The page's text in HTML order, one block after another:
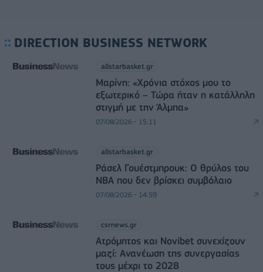
DIRECTION BUSINESS NETWORK
allstarbasket.gr
Μαρίνη: «Χρόνια στόχος μου το
εξωτερικό – Τώρα ήταν η κατάλληλη
στιγμή με την Άλμπα»
07/08/2026 - 15:11
allstarbasket.gr
Ράσελ Γουέστμπρουκ: Ο θρύλος του
NBA που δεν βρίσκει συμβόλαιο
07/08/2026 - 14:59
csrnews.gr
Ατρόμητος και Novibet συνεχίζουν
μαζί: Ανανέωση της συνεργασίας
τους μέχρι το 2028